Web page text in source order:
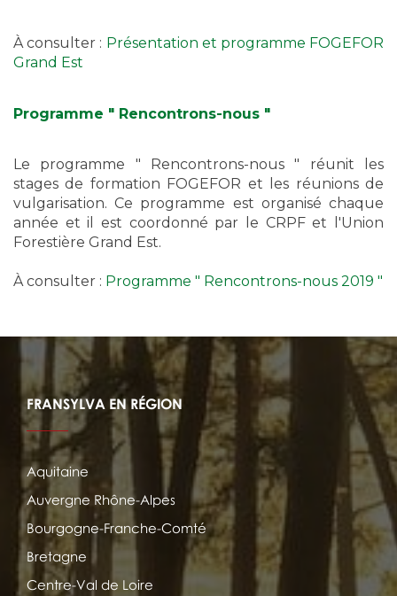
À consulter : Présentation et programme FOGEFOR
Grand Est
Programme " Rencontrons-nous "
Le programme " Rencontrons-nous " réunit les
stages de formation FOGEFOR et les réunions de
vulgarisation. Ce programme est organisé chaque
année et il est coordonné par le CRPF et l'Union
Forestière Grand Est.
À consulter : Programme " Rencontrons-nous 2019 "
FRANSYLVA EN RÉGION
Aquitaine
Auvergne Rhône-Alpes
Bourgogne-Franche-Comté
Bretagne
Centre-Val de Loire